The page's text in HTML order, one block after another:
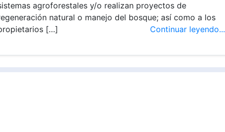
agroforestales y/o realizan proyectos de
natural o manejo del bosque; así como a los
[…]
Continuar leyendo...